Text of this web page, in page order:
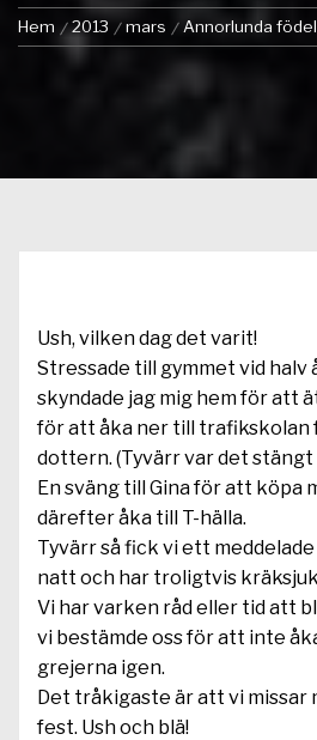
Hem 2013 mars Annorlunda
Ush, vilken dag det varit!
Stressade till gymmet vid
skyndade jag mig hem för att
för att åka ner till
dottern. (Tyvärr var det stängt
En sväng till Gina för att köpa
därefter åka till T-hälla.
Tyvärr så fick vi ett
natt och har troligtvis
Vi har varken råd eller tid att
vi bestämde oss för att inte
grejerna igen.
Det tråkigaste är att vi missar
fest. Ush och blä!